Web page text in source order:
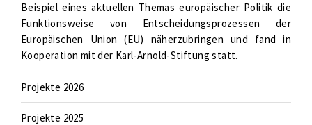
Beispiel eines aktuellen Themas europäischer Politik die
Funktionsweise von Entscheidungsprozessen der
Europäischen Union (EU) näherzubringen und fand in
Kooperation mit der Karl-Arnold-Stiftung statt.
Projekte 2026
Projekte 2025